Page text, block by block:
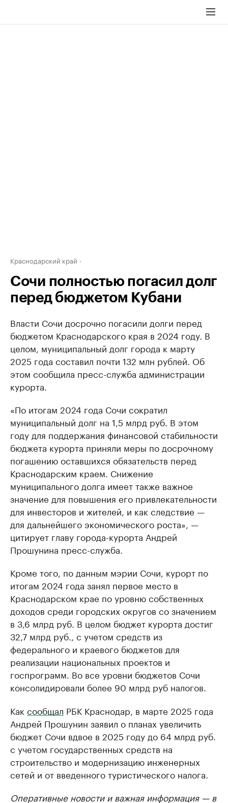
Краснодарский край
Сочи полностью погасил долг
перед бюджетом Кубани
Власти Сочи досрочно погасили долги перед
бюджетом Краснодарского края в 2024 году. В
целом, муниципальный долг города к марту
2025 года составил почти 132 млн рублей. Об
этом сообщила пресс-служба администрации
курорта.
«По итогам 2024 года Сочи сократил
муниципальный долг на 1,5 млрд руб. В этом
году для поддержания финансовой стабильности
бюджета курорта приняли меры по досрочному
погашению оставшихся обязательств перед
Краснодарским краем. Снижение
муниципального долга имеет также важное
значение для повышения его привлекательности
для инвесторов и жителей, и как следствие —
для дальнейшего экономического роста», —
цитирует главу города-курорта Андрей
Прошунина пресс-служба.
Кроме того, по данным мэрии Сочи, курорт по
итогам 2024 года занял первое место в
Краснодарском крае по уровню собственных
доходов среди городских округов со значением
в 3,6 млрд руб. В целом бюджет курорта достиг
32,7 млрд руб., с учетом средств из
федерального и краевого бюджетов для
реализации национальных проектов и
госпрограмм. Во все уровни бюджетов Сочи
консолидировали более 90 млрд руб налогов.
Как сообщал РБК Краснодар, в марте 2025 года
Андрей Прошунин заявил о планах увеличить
бюджет Сочи вдвое в 2025 году до 64 млрд руб.
с учетом государственных средств на
строительство и модернизацию инженерных
сетей и от введенного туристического налога.
Оперативные новости и важная информация — в